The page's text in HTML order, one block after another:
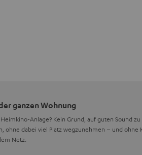
ganzen Wohnung
Anlage? Kein Grund, auf guten Sound
ohne dabei viel Platz wegzunehmen – und
Netz.